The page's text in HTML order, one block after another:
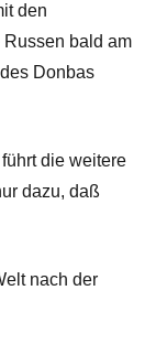
den
bald am
Donbas
die weitere
dazu, daß
nach der